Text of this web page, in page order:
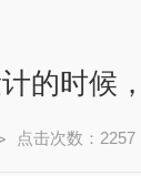
的时候
点击次数：2257